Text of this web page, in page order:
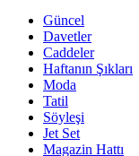
Bebek'te
Edvina Sponza,
uzaklaştırma
yalanladı.
Sponza: "Asla